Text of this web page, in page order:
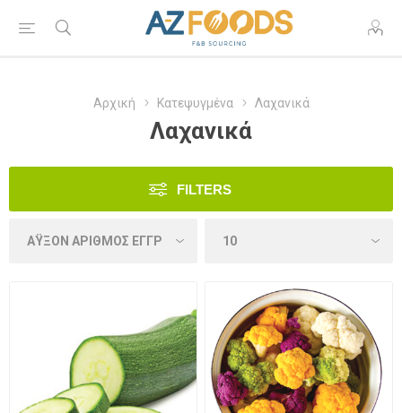
Αρχική Κατεψυγμένα Λαχανικά
Λαχανικά
FILTERS